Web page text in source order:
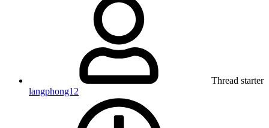
Thread starter
langphong12